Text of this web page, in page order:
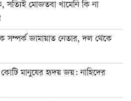
সত্যিই মোজতবা খামেনি কি না
সম্পর্ক জামায়াত নেতার, দল থেকে
মানুষের হৃদয় জয়: নাহিদের